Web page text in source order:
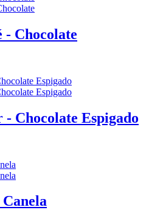
- Chocolate
Chocolate Espigado